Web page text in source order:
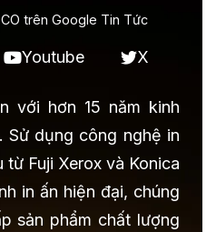
trên Google Tin Tức
Youtube X
với hơn 15 năm kinh
Sử dụng công nghệ in
Fuji Xerox và Konica
in ấn hiện đại, chúng
sản phẩm chất lượng